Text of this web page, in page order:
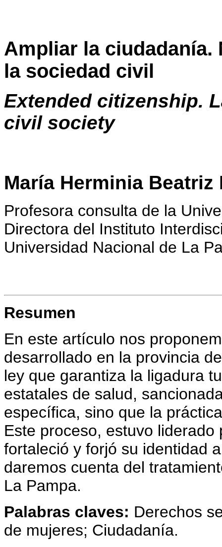
Ampliar la ciudadanía.
la sociedad civil
Extended citizenship.
civil society
María Herminia Beatriz
Profesora consulta de la
Directora del Instituto
Universidad Nacional de La
Resumen
En este artículo nos
desarrollado en la provincia
ley que garantiza la ligadura
estatales de salud,
específica, sino que la
Este proceso, estuvo
fortaleció y forjó su identidad
daremos cuenta del
La Pampa.
Palabras claves: Derechos
de mujeres; Ciudadanía.